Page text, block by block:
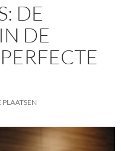
DE
DE
PLAATSEN